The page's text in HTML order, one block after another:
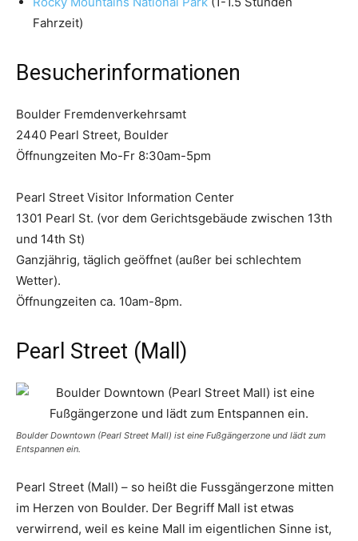
Fahrzeit)
Besucherinformationen
Boulder Fremdenverkehrsamt
2440 Pearl Street, Boulder
Öffnungzeiten Mo-Fr 8:30am-5pm
Pearl Street Visitor Information Center
1301 Pearl St. (vor dem Gerichtsgebäude zwischen 13th
und 14th St)
Ganzjährig, täglich geöffnet (außer bei schlechtem
Wetter).
Öffnungzeiten ca. 10am-8pm.
Pearl Street (Mall)
Boulder Downtown (Pearl Street Mall) ist eine Fußgängerzone und lädt zum
Entspannen ein.
Pearl Street (Mall) – so heißt die Fussgängerzone mitten
im Herzen von Boulder. Der Begriff Mall ist etwas
verwirrend, weil es keine Mall im eigentlichen Sinne ist,